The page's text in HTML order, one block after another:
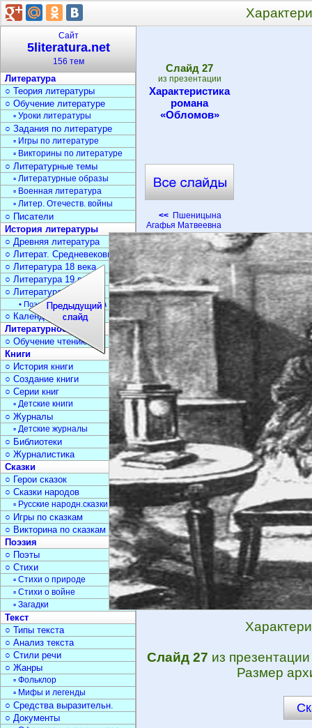
Cлайд 27
из презентации
Характеристика
романа
«Обломов»
<< Пшеницына
Агафья Матвеевна
Слайд 27 из
Размер
Сайт
5literatura.net
156 тем
Литература
○ Теория литературы
○ Обучение литературе
▫ Уроки литературы
○ Задания по литературе
▫ Игры по литературе
▫ Викторины по литературе
○ Литературные темы
▫ Литературные образы
▫ Военная литература
▫ Литер. Отечеств. войны
○ Писатели
История литературы
○ Древняя литература
○ Литерат. Средневековья
○ Литература 18 века
○ Литература 19 века
○ Литература 20 века
• Поэзия Серебрян. века
○ Календарь дат
Литературное чтение
○ Обучение чтению
Книги
○ История книги
○ Создание книги
○ Серии книг
▫ Детские книги
○ Журналы
▫ Детские журналы
○ Библиотеки
○ Журналистика
Сказки
○ Герои сказок
○ Сказки народов
▫ Русские народн.сказки
○ Игры по сказкам
○ Викторина по сказкам
Поэзия
○ Поэты
○ Стихи
▫ Стихи о природе
▫ Стихи о войне
▫ Загадки
Текст
○ Типы текста
○ Анализ текста
○ Стили речи
○ Жанры
▫ Фольклор
▫ Мифы и легенды
○ Средства выразительн.
○ Документы